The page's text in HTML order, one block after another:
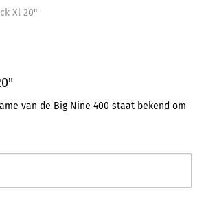
Xl 20"
van de Big Nine 400 staat bekend om